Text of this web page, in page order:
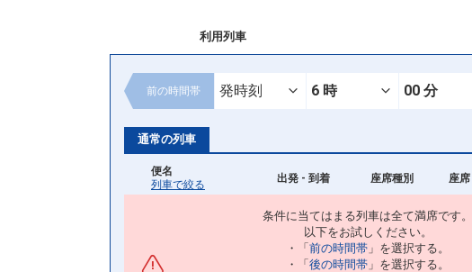
利用列車
前の時間帯
通常の列車
便名
列車で絞る
出発 - 到着 座席種別 座席
条件に当てはまる列車は全て満席です。
以下をお試しください。
・「 前の時間帯 」を選択する。
・「 後の時間帯 」を選択する。